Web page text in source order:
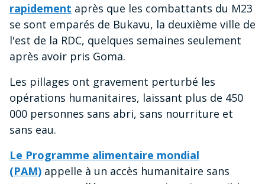
rapidement après que les combattants du M23
se sont emparés de Bukavu, la deuxième ville de
l'est de la RDC, quelques semaines seulement
après avoir pris Goma.
Les pillages ont gravement perturbé les
opérations humanitaires, laissant plus de 450
000 personnes sans abri, sans nourriture et
sans eau.
Le Programme alimentaire mondial
(PAM) appelle à un accès humanitaire sans